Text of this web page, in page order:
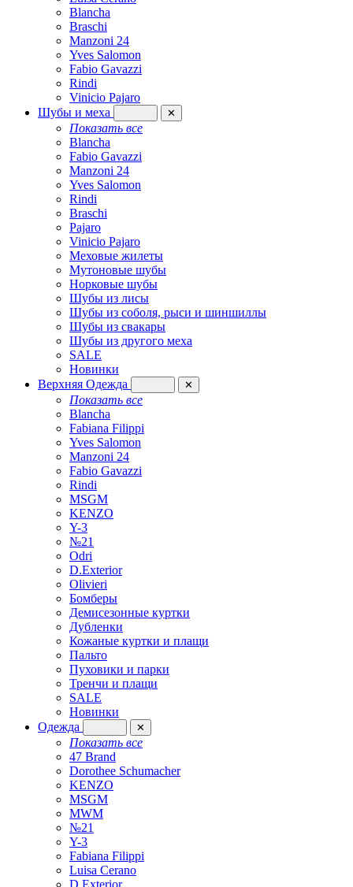
Blancha
Braschi
Manzoni 24
Yves Salomon
Fabio Gavazzi
Rindi
Vinicio Pajaro
Шубы и меха
✕
Показать все
Blancha
Fabio Gavazzi
Manzoni 24
Yves Salomon
Rindi
Braschi
Pajaro
Vinicio Pajaro
Меховые жилеты
Мутоновые шубы
Норковые шубы
Шубы из лисы
Шубы из соболя, рыси и шиншиллы
Шубы из свакары
Шубы из другого меха
SALE
Новинки
Верхняя Одежда
✕
Показать все
Blancha
Fabiana Filippi
Yves Salomon
Manzoni 24
Fabio Gavazzi
Rindi
MSGM
KENZO
Y-3
№21
Odri
D.Exterior
Olivieri
Бомберы
Демисезонные куртки
Дубленки
Кожаные куртки и плащи
Пальто
Пуховики и парки
Тренчи и плащи
SALE
Новинки
Одежда
✕
Показать все
47 Brand
Dorothee Schumacher
KENZO
MSGM
MWM
№21
Y-3
Fabiana Filippi
Luisa Cerano